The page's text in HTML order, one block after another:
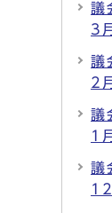
議
3
議
2
議
1
議